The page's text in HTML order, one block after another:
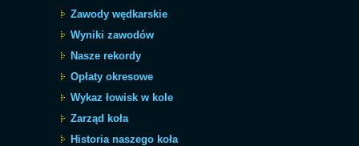
Zawody wędkarskie
Wyniki zawodów
Nasze rekordy
Opłaty okresowe
Wykaz łowisk w kole
Zarząd koła
Historia naszego koła